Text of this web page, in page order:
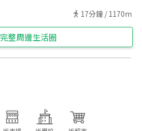
17分鐘 / 1170m
完整周邊生活圈